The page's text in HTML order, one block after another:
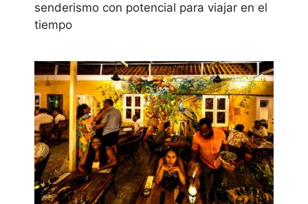
senderismo con potencial para viajar en el
tiempo